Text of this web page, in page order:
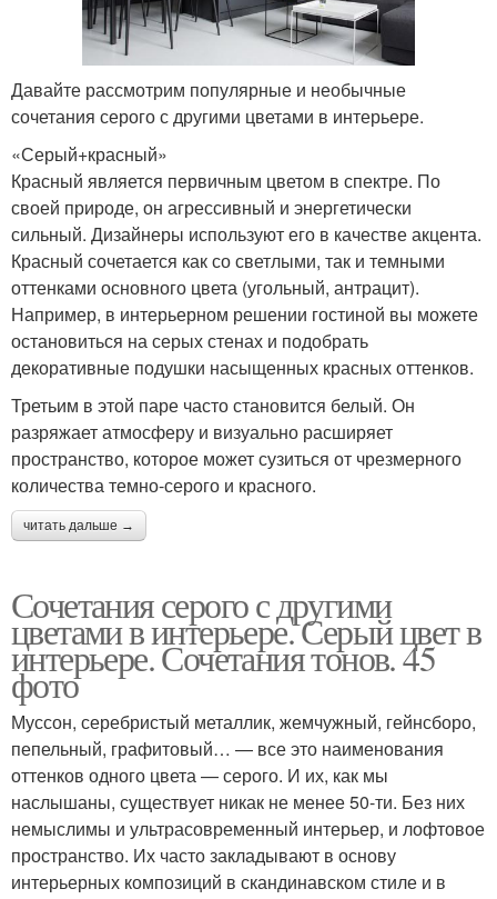
Давайте рассмотрим популярные и необычные
сочетания серого с другими цветами в интерьере.
«Серый+красный»
Красный является первичным цветом в спектре. По
своей природе, он агрессивный и энергетически
сильный. Дизайнеры используют его в качестве акцента.
Красный сочетается как со светлыми, так и темными
оттенками основного цвета (угольный, антрацит).
Например, в интерьерном решении гостиной вы можете
остановиться на серых стенах и подобрать
декоративные подушки насыщенных красных оттенков.
Третьим в этой паре часто становится белый. Он
разряжает атмосферу и визуально расширяет
пространство, которое может сузиться от чрезмерного
количества темно-серого и красного.
читать дальше →
Сочетания серого с другими
цветами в интерьере. Серый цвет в
интерьере. Сочетания тонов. 45
фото
Муссон, серебристый металлик, жемчужный, гейнсборо,
пепельный, графитовый… — все это наименования
оттенков одного цвета — серого. И их, как мы
наслышаны, существует никак не менее 50-ти. Без них
немыслимы и ультрасовременный интерьер, и лофтовое
пространство. Их часто закладывают в основу
интерьерных композиций в скандинавском стиле и в